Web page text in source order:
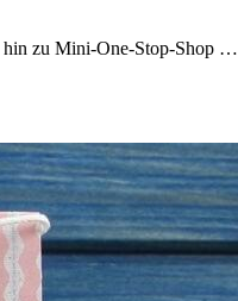
hin zu Mini-One-Stop-Shop …